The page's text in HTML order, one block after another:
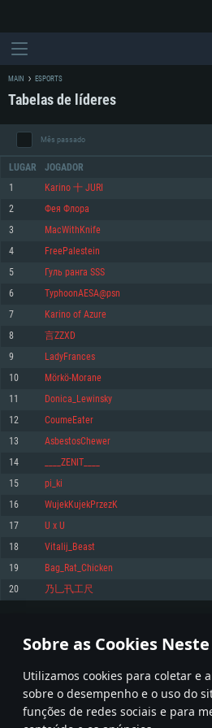
Sobre as Cookies
Utilizamos cookies para coletar e
sobre o desempenho e o uso do
funções de redes sociais e para
REQUERIMENTOS
Mínimo
Sistema Operativo: Windows 10 (64 bit)
Processador: Dual-Core 2.2 GHz
Memória: 4GB
Placa Gráfica: Placa com DirectX 11: AMD
GTX 660. Resolução mínima suportada:
Network: Internet de banda larga.
Disco: 23,1 GB
Recomendado
superior, Radeon RX 570 ou superior
Disco: 75,9 GB
Mínimo
Sistema Operativo: Mac OS Big Sur 11.0 ou
Processador: Core i5 2.2GHz mínimo (Intel
Memória: 6 GB
Placa Gráfica: Intel Iris Pro 5200 (Mac),
Resolução mínima suportada: 720p com
Network: Internet de banda larga.
Disco: 21,5 GB
Recomendado
Network: Internet de banda larga.
Mínimo
Sistema Operativo: Distribuições mais
Processador: Dual-Core 2.4 GHz
Memória: 4 GB
Placa Gráfica: NVIDIA 660 com os drivers
meses) / equivalentes AMD com os drivers
Vulkan (não mais de 6 meses); Resolução
Network: Internet de banda larga.
Disco: 21,5 GB
Recomendado
Sistema Operativo: Ubuntu 20.04 64bit
Processador: Intel Core i7
Memória: 16 GB
Placa Gráfica: NVIDIA 1060 com os drivers
meses) / equivalentes AMD (Radeon RX
Network: Internet de banda larga.
MAIN ESPORTS
Tabelas de líderes
Mês passado
LUGAR JOGADOR
1 Karino 十 JURI
2 Фея Флора
3 MacWithKnife
4 FreePalestein
5 Гуль ранга SSS
6 TyphoonAESA@psn
7 Karino of Azure
8 言ZZXD
9 LadyFrances
10 Mörkö-Morane
11 Donica_Lewinsky
12 CoumeEater
13 AsbestosChewer
14 ____ZENIT____
15 pi_ki
16 WujekKujekPrzezK
17 U x U
18 Vitalij_Bеаst
19 Bag_Rat_Chicken
20 乃乚卂工尺